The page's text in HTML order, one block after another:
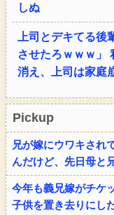
しぬ
上司とデキてる
させたろｗｗｗ
消え、上司は家庭
Pickup
兄が嫁にウワキされ
んだけど、先日母と
今年も義兄嫁がチケ
子供を置き去りにし